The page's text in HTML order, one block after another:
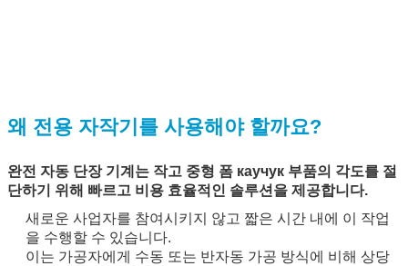
왜 전용 자작기를 사용해야 할까요?
완전 자동 단장 기계는 작고 중형 폼 каучук 부품의 각도를 절
단하기 위해 빠르고 비용 효율적인 솔루션을 제공합니다.
새로운 사업자를 참여시키지 않고 짧은 시간 내에 이 작업
을 수행할 수 있습니다.
이는 가공자에게 수동 또는 반자동 가공 방식에 비해 상당